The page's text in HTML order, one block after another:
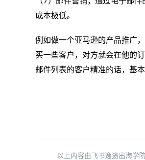
成本极低。
例如做一个亚马逊的产品推广
买一些客户，对方就会在他的
邮件列表的客户精准的话，基
以上内容由飞书逸途出海学